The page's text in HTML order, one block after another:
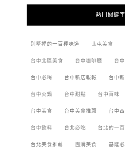
熱門關鍵字
別墅裡的一百種味道 北屯美食
台中北區美食 台中咖啡廳 台
台中必喝 台中新店報報 台中
台中火鍋 台中甜點 台中百味
台中美食 台中美食推薦 台中
台中飲料 台北必吃 台北的一
台北美食推薦 團購美食 基隆